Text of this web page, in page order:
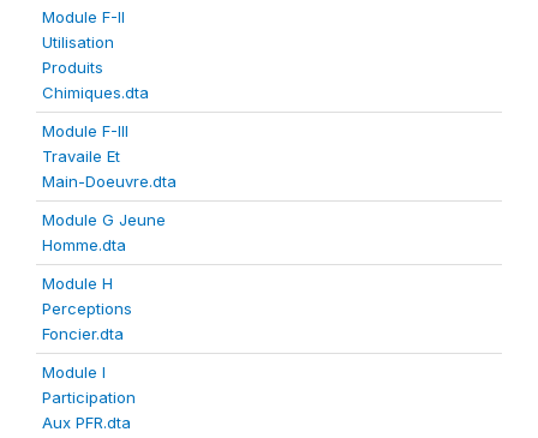
Module F-II
Utilisation
Produits
Chimiques.dta
Module F-III
Travaile Et
Main-Doeuvre.dta
Module G Jeune
Homme.dta
Module H
Perceptions
Foncier.dta
Module I
Participation
Aux PFR.dta